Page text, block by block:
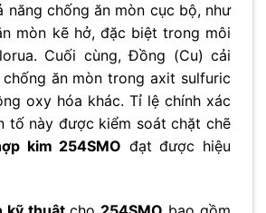
năng chống ăn mòn cục bộ, như
mòn kẽ hở, đặc biệt trong môi
Cuối cùng, Đồng (Cu) cải
ăn mòn trong axit sulfuric
oxy hóa khác. Tỉ lệ chính xác
tố này được kiểm soát chặt chẽ
kim 254SMO đạt được hiệu